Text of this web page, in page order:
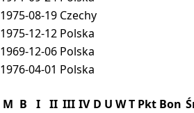
1975-08-19 Czechy
1975-12-12 Polska
1969-12-06 Polska
1976-04-01 Polska
M B I II III IV D U WT Pkt Bon